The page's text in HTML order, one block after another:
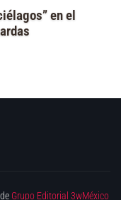
en el
Grupo Editorial 3wMéxico